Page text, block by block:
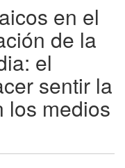
en el
de la
el
sentir la
los medios